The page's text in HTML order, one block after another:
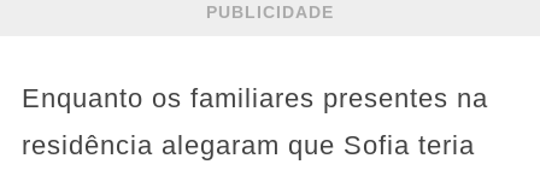
PUBLICIDADE
Enquanto os familiares presentes na
residência alegaram que Sofia teria